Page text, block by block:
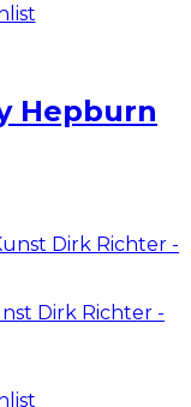
Hepburn